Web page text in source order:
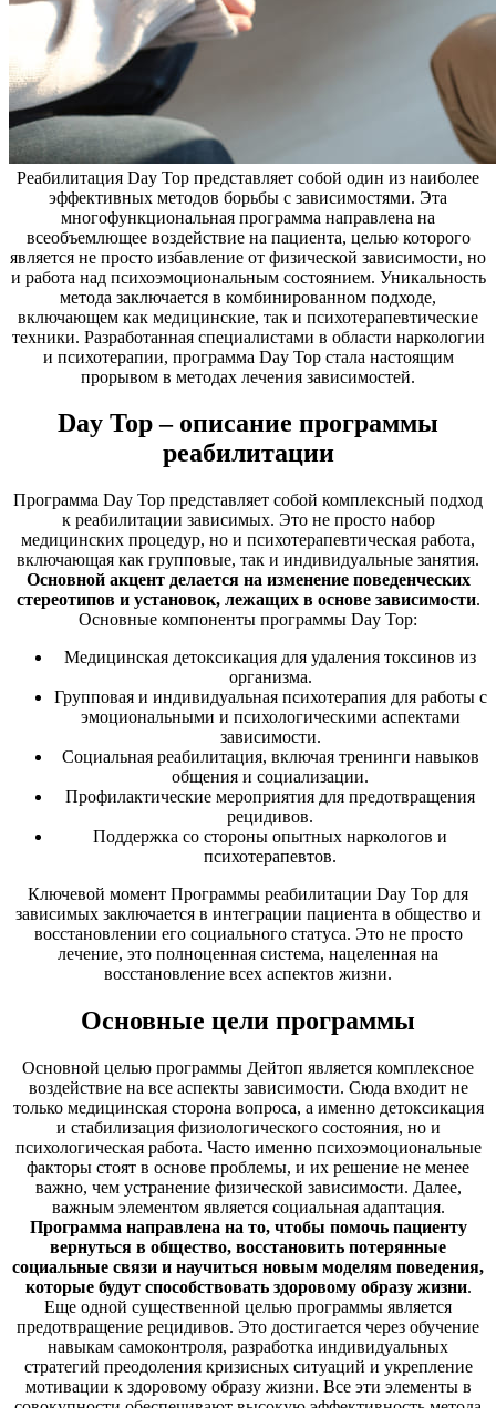
Реабилитация Day Top представляет собой один из наиболее
эффективных методов борьбы с зависимостями. Эта
многофункциональная программа направлена на
всеобъемлющее воздействие на пациента, целью которого
является не просто избавление от физической зависимости, но
и работа над психоэмоциональным состоянием. Уникальность
метода заключается в комбинированном подходе,
включающем как медицинские, так и психотерапевтические
техники. Разработанная специалистами в области наркологии
и психотерапии, программа Day Top стала настоящим
прорывом в методах лечения зависимостей.
Day Top – описание программы
реабилитации
Программа Day Top представляет собой комплексный подход
к реабилитации зависимых. Это не просто набор
медицинских процедур, но и психотерапевтическая работа,
включающая как групповые, так и индивидуальные занятия.
Основной акцент делается на изменение поведенческих
стереотипов и установок, лежащих в основе зависимости.
Основные компоненты программы Day Top:
Медицинская детоксикация для удаления токсинов из
организма.
Групповая и индивидуальная психотерапия для работы с
эмоциональными и психологическими аспектами
зависимости.
Социальная реабилитация, включая тренинги навыков
общения и социализации.
Профилактические мероприятия для предотвращения
рецидивов.
Поддержка со стороны опытных наркологов и
психотерапевтов.
Ключевой момент Программы реабилитации Day Top для
зависимых заключается в интеграции пациента в общество и
восстановлении его социального статуса. Это не просто
лечение, это полноценная система, нацеленная на
восстановление всех аспектов жизни.
Основные цели программы
Основной целью программы Дейтоп является комплексное
воздействие на все аспекты зависимости. Сюда входит не
только медицинская сторона вопроса, а именно детоксикация
и стабилизация физиологического состояния, но и
психологическая работа. Часто именно психоэмоциональные
факторы стоят в основе проблемы, и их решение не менее
важно, чем устранение физической зависимости. Далее,
важным элементом является социальная адаптация.
Программа направлена на то, чтобы помочь пациенту
вернуться в общество, восстановить потерянные
социальные связи и научиться новым моделям поведения,
которые будут способствовать здоровому образу жизни.
Еще одной существенной целью программы является
предотвращение рецидивов. Это достигается через обучение
навыкам самоконтроля, разработка индивидуальных
стратегий преодоления кризисных ситуаций и укрепление
мотивации к здоровому образу жизни. Все эти элементы в